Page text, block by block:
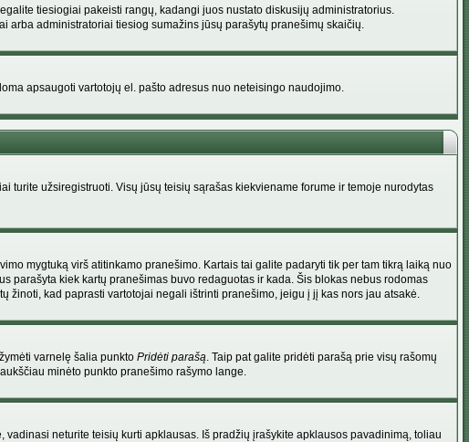
tiesiogiai pakeisti rangų, kadangi juos nustato diskusijų administratorius.
arba administratoriai tiesiog sumažins jūsų parašytų pranešimų skaičių.
apsaugoti vartotojų el. pašto adresus nuo neteisingo naudojimo.
turite užsiregistruoti. Visų jūsų teisių sąrašas kiekviename forume ir temoje nurodytas
mygtuką virš atitinkamo pranešimo. Kartais tai galite padaryti tik per tam tikrą laiką nuo
parašyta kiek kartų pranešimas buvo redaguotas ir kada. Šis blokas nebus rodomas
kad paprasti vartotojai negali ištrinti pranešimo, jeigu į jį kas nors jau atsakė.
varnelę šalia punkto Pridėti parašą. Taip pat galite pridėti parašą prie visų rašomų
minėto punkto pranešimo rašymo lange.
neturite teisių kurti apklausas. Iš pradžių įrašykite apklausos pavadinimą, toliau